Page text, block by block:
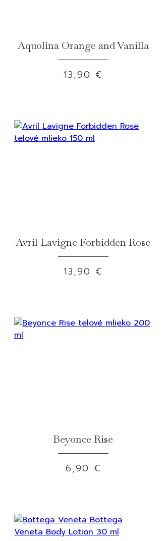
Aquolina Orange and Vanilla
13,90 €
Avril Lavigne Forbidden Rose
13,90 €
Beyonce Rise
6,90 €